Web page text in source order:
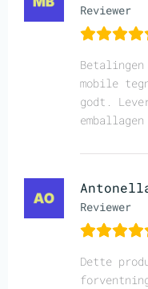
Reviewer
mobile
godt.
Reviewer
Dette